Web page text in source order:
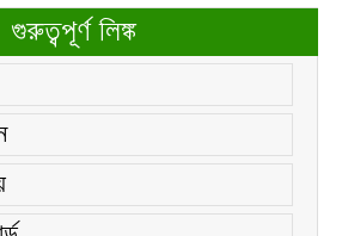
পূরণ বিজ্ঞপ্তিঃ
ইং তারিখে “শহিদ দিবস ও
দিবস-২০২৬ উদযাপন
নোটিশঃ
ব্যবহারিক পরীক্ষা/২০২৬ এর
গুরুত্বপূর্ণ লিঙ্ক